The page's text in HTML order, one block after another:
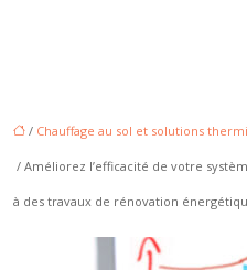
/ Chauffage au sol et solutions
/ Améliorez l’efficacité de votre
à des travaux de rénovation